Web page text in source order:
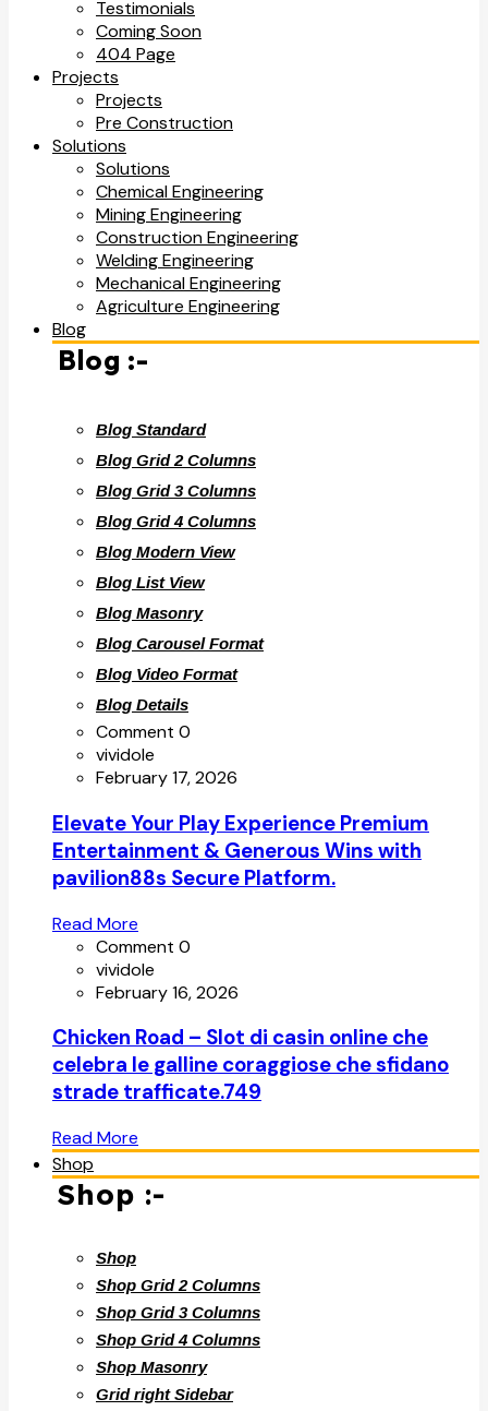
Testimonials
Coming Soon
404 Page
Projects
Projects
Pre Construction
Solutions
Solutions
Chemical Engineering
Mining Engineering
Construction Engineering
Welding Engineering
Mechanical Engineering
Agriculture Engineering
Blog
Blog :-
Blog Standard
Blog Grid 2 Columns
Blog Grid 3 Columns
Blog Grid 4 Columns
Blog Modern View
Blog List View
Blog Masonry
Blog Carousel Format
Blog Video Format
Blog Details
Comment 0
vividole
February 17, 2026
Elevate Your Play Experience Premium
Entertainment & Generous Wins with
pavilion88s Secure Platform.
Read More
Comment 0
vividole
February 16, 2026
Chicken Road – Slot di casin online che
celebra le galline coraggiose che sfidano
strade trafficate.749
Read More
Shop
Shop :-
Shop
Shop Grid 2 Columns
Shop Grid 3 Columns
Shop Grid 4 Columns
Shop Masonry
Grid right Sidebar